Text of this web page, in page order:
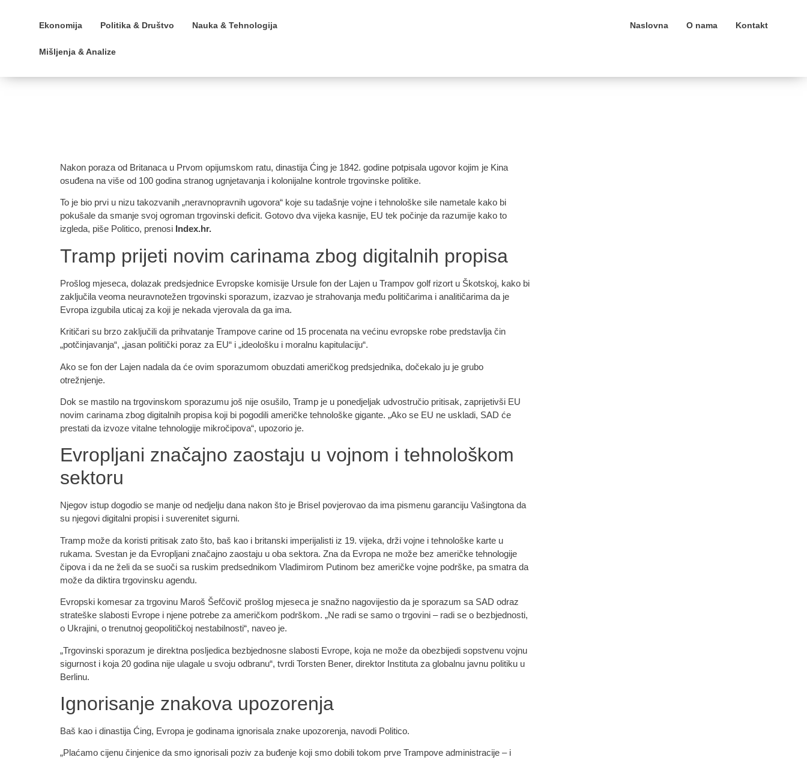
Ekonomija Politika & Društvo Nauka & Tehnologija
Mišljenja & Analize
Naslovna O nama Kontakt
Nakon poraza od Britanaca u Prvom opijumskom ratu, dinastija Ćing je 1842. godine potpisala ugovor kojim je Kina
osuđena na više od 100 godina stranog ugnjetavanja i kolonijalne kontrole trgovinske politike.
To je bio prvi u nizu takozvanih „neravnopravnih ugovora“ koje su tadašnje vojne i tehnološke sile nametale kako bi
pokušale da smanje svoj ogroman trgovinski deficit. Gotovo dva vijeka kasnije, EU tek počinje da razumije kako to
izgleda, piše Politico, prenosi Index.hr.
Tramp prijeti novim carinama zbog digitalnih propisa
Prošlog mjeseca, dolazak predsjednice Evropske komisije Ursule fon der Lajen u Trampov golf rizort u Škotskoj, kako bi
zaključila veoma neuravnotežen trgovinski sporazum, izazvao je strahovanja među političarima i analitičarima da je
Evropa izgubila uticaj za koji je nekada vjerovala da ga ima.
Kritičari su brzo zaključili da prihvatanje Trampove carine od 15 procenata na većinu evropske robe predstavlja čin
„potčinjavanja“, „jasan politički poraz za EU“ i „ideološku i moralnu kapitulaciju“.
Ako se fon der Lajen nadala da će ovim sporazumom obuzdati američkog predsjednika, dočekalo ju je grubo
otrežnjenje.
Dok se mastilo na trgovinskom sporazumu još nije osušilo, Tramp je u ponedjeljak udvostručio pritisak, zaprijetivši EU
novim carinama zbog digitalnih propisa koji bi pogodili američke tehnološke gigante. „Ako se EU ne uskladi, SAD će
prestati da izvoze vitalne tehnologije mikročipova“, upozorio je.
Evropljani značajno zaostaju u vojnom i tehnološkom
sektoru
Njegov istup dogodio se manje od nedjelju dana nakon što je Brisel povjerovao da ima pismenu garanciju Vašingtona da
su njegovi digitalni propisi i suverenitet sigurni.
Tramp može da koristi pritisak zato što, baš kao i britanski imperijalisti iz 19. vijeka, drži vojne i tehnološke karte u
rukama. Svestan je da Evropljani značajno zaostaju u oba sektora. Zna da Evropa ne može bez američke tehnologije
čipova i da ne želi da se suoči sa ruskim predsednikom Vladimirom Putinom bez američke vojne podrške, pa smatra da
može da diktira trgovinsku agendu.
Evropski komesar za trgovinu Maroš Šefčovič prošlog mjeseca je snažno nagovijestio da je sporazum sa SAD odraz
strateške slabosti Evrope i njene potrebe za američkom podrškom. „Ne radi se samo o trgovini – radi se o bezbjednosti,
o Ukrajini, o trenutnoj geopolitičkoj nestabilnosti“, naveo je.
„Trgovinski sporazum je direktna posljedica bezbjednosne slabosti Evrope, koja ne može da obezbijedi sopstvenu vojnu
sigurnost i koja 20 godina nije ulagale u svoju odbranu“, tvrdi Torsten Bener, direktor Instituta za globalnu javnu politiku u
Berlinu.
Ignorisanje znakova upozorenja
Baš kao i dinastija Ćing, Evropa je godinama ignorisala znake upozorenja, navodi Politico.
„Plaćamo cijenu činjenice da smo ignorisali poziv za buđenje koji smo dobili tokom prve Trampove administracije – i